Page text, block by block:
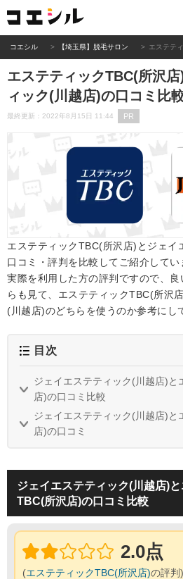
コエシル 【埼玉県】脱毛サロン エステテ
エステティックTBC(所沢
ィック(川越店)の口コミ比
最終更新：2022年8月15日 11:44 PR
エステティックTBC(所沢店)とジェイ
口コミ・評判を比較してご紹介して
実際を利用した方の評判ですので、
らも見て、エステティックTBC(所沢
(川越店)のどちらを使うのか参考にし
目次
ジェイエステティック(川越店)と
店)の口コミ比較
ジェイエステティック(川越店)と
店)の口コミ
ジェイエステティック(川越店)
TBC(所沢店)の口コミ比較
2.0点
(エステティックTBC(所沢店)の評判)